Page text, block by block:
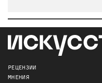
РЕЦЕНЗИИ
МНЕНИЯ